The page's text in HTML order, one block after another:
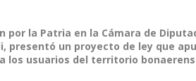
por la Patria en la Cámara de
presentó un proyecto de ley que
los usuarios del territorio